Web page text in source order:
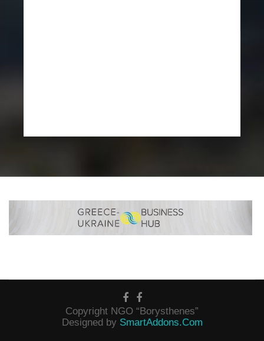
Copyright NGO “Borysthenes”
Designed by SmartAddons.Com